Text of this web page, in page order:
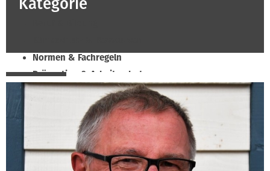
Kategorie
Normen & Fachregeln
Prävention & Arbeitsschutz
Recht & Wirtschaft
Soziales & Tarifpolitik
Verband & Innungen